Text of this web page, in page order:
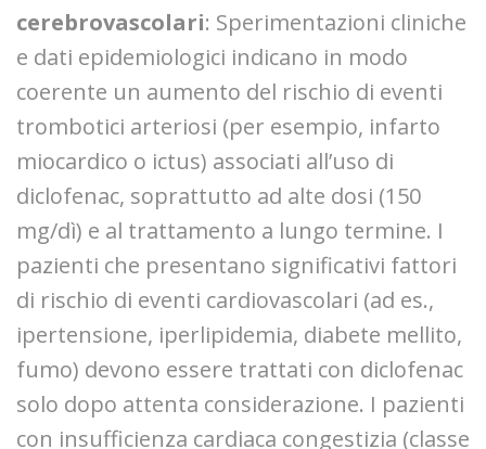
cerebrovascolari: Sperimentazioni cliniche
e dati epidemiologici indicano in modo
coerente un aumento del rischio di eventi
trombotici arteriosi (per esempio, infarto
miocardico o ictus) associati all’uso di
diclofenac, soprattutto ad alte dosi (150
mg/dì) e al trattamento a lungo termine. I
pazienti che presentano significativi fattori
di rischio di eventi cardiovascolari (ad es.,
ipertensione, iperlipidemia, diabete mellito,
fumo) devono essere trattati con diclofenac
solo dopo attenta considerazione. I pazienti
con insufficienza cardiaca congestizia (classe